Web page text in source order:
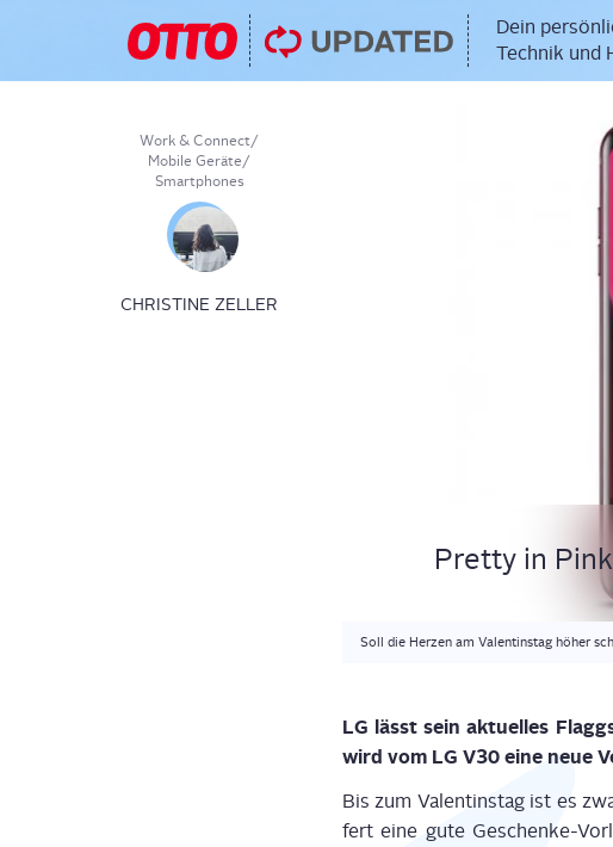
Dein
Technik und
Work & Connect/
Mobile Geräte/
Smartphones
CHRISTINE ZELLER
Pret­ty in
Soll die Herzen am Valentinstag höher
LG lässt sein aktu­el­les
wird vom LG V30 eine neue
Bis zum Valen­tins­tag ist es
fert eine gute Geschen­ke-